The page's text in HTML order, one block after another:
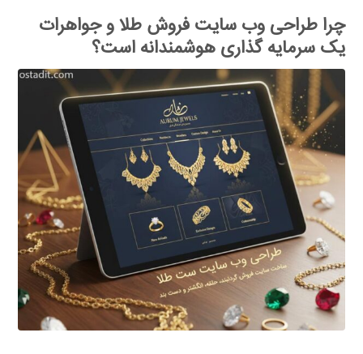
چرا طراحی وب سایت فروش طلا و جواهرات
یک سرمایه گذاری هوشمندانه است؟